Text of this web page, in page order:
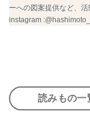
ーへの図案提供など、活
instagram
読みもの一